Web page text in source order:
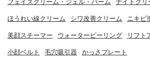
フェイスクリーム・ジェル・バーム ナイトクリ
ほうれい線クリーム シワ改善クリーム ニキビ
美顔スチーマー ウォーターピーリング リフト
小顔ベルト 毛穴吸引器 かっさプレート